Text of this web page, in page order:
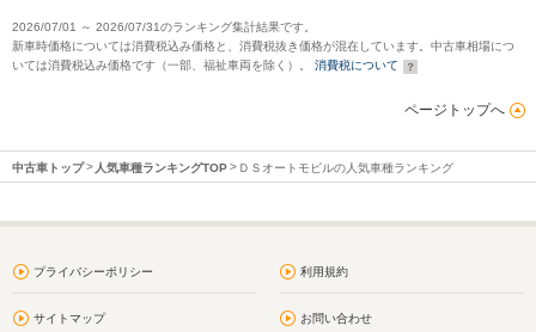
2026/07/01 ～ 2026/07/31のランキング集計結果です。
新車時価格については消費税込み価格と、消費税抜き価格が混在しています。中古車相場につ
いては消費税込み価格です（一部、福祉車両を除く）。 消費税について
ページトップへ
中古車トップ 人気車種ランキングTOP ＤＳオートモビルの人気車種ランキング
プライバシーポリシー 利用規約
サイトマップ お問い合わせ